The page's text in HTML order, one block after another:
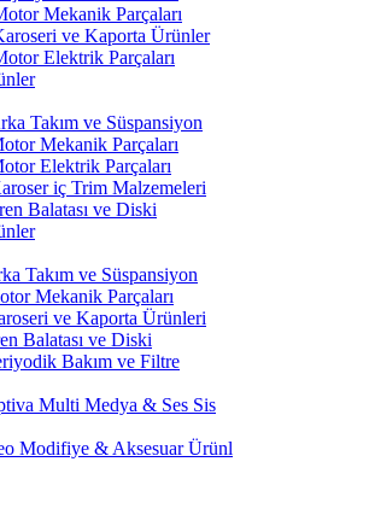
Mekanik Parçaları
ve Kaporta Ürünler
Elektrik Parçaları
Takım ve Süspansiyon
Mekanik Parçaları
Elektrik Parçaları
iç Trim Malzemeleri
Balatası ve Diski
Takım ve Süspansiyon
Mekanik Parçaları
ve Kaporta Ürünleri
Balatası ve Diski
Bakım ve Filtre
Multi Medya & Ses Sis
Modifiye & Aksesuar Ürünl